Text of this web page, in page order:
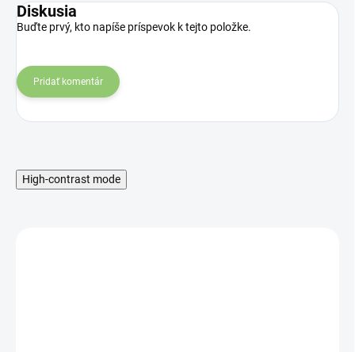
Diskusia
Buďte prvý, kto napíše príspevok k tejto položke.
Pridať komentár
High-contrast mode